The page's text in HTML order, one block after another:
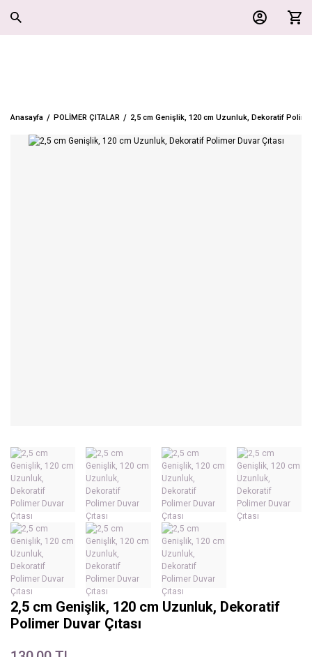
Anasayfa POLİMER ÇITALAR 2,5 cm Genişlik, 120 cm Uzunluk, Dekoratif Polimer
2,5 cm Genişlik, 120 cm Uzunluk, Dekoratif
Polimer Duvar Çıtası